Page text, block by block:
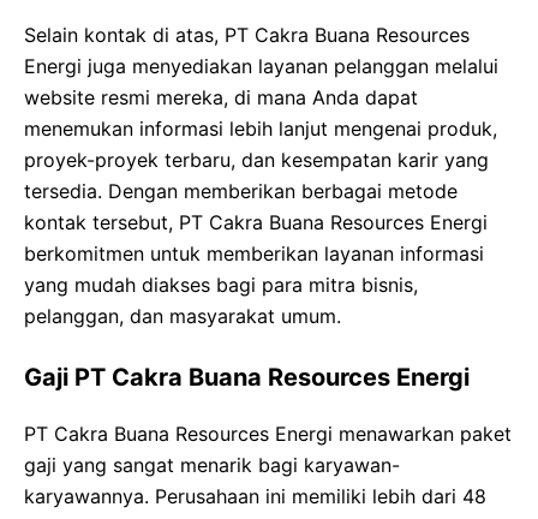
Selain kontak di atas, PT Cakra Buana Resources
Energi juga menyediakan layanan pelanggan melalui
website resmi mereka, di mana Anda dapat
menemukan informasi lebih lanjut mengenai produk,
proyek-proyek terbaru, dan kesempatan karir yang
tersedia. Dengan memberikan berbagai metode
kontak tersebut, PT Cakra Buana Resources Energi
berkomitmen untuk memberikan layanan informasi
yang mudah diakses bagi para mitra bisnis,
pelanggan, dan masyarakat umum.
Gaji PT Cakra Buana Resources Energi
PT Cakra Buana Resources Energi menawarkan paket
gaji yang sangat menarik bagi karyawan-
karyawannya. Perusahaan ini memiliki lebih dari 48